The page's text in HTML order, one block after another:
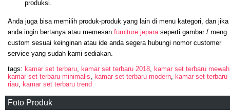
produksi.
Anda juga bisa memilih produk-produk yang lain di menu kategori, dan jika
anda ingin bertanya atau memesan furniture jeparaseperti gambar / meng
custom sesuai keinginan atau ide anda segera hubungi nomor customer
service yang sudah kami sediakan.
tags: kamar set terbaru, kamar set terbaru 2018, kamar set terbaru mewah
kamar set terbaru minimalis, kamar set terbaru modern, kamar set terbaru
riau, kamar set terbaru trend
Foto Produk